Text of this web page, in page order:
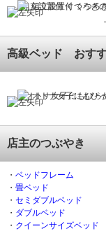
組立設置付 くつろぎ
高級ベッド おす
オトナ女子にもぴっ
店主のつぶやき
・ ベッドフレーム
・ 畳ベッド
・ セミダブルベッド
・ ダブルベッド
・ クイーンサイズベッド